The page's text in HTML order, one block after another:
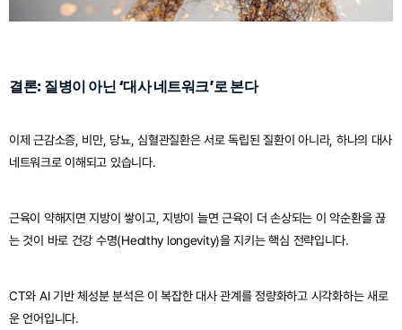
결론: 질병이 아닌 ‘대사 네트워크’로 본다
이제 근감소증, 비만, 당뇨, 심혈관질환은 서로 독립된 질환이 아니라, 하나의 대사
네트워크로 이해되고 있습니다.
근육이 약해지면 지방이 쌓이고, 지방이 늘면 근육이 더 손상되는 이 악순환을 끊
는 것이 바로 건강 수명(Healthy longevity)을 지키는 핵심 전략입니다.
CT와 AI 기반 체성분 분석은 이 복잡한 대사 관계를 정량화하고 시각화하는 새로
운 언어입니다.